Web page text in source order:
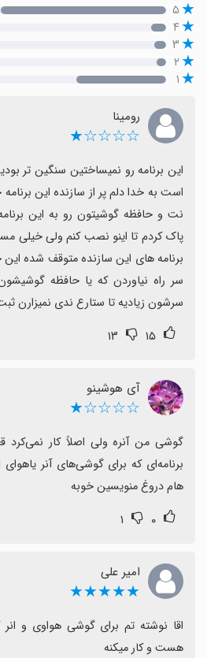
۵
۴
۳
۲
۱
رومینا
☆☆☆☆★
سرشون زیادیه تا ستارع ندی نمیزارن
۱۵ ۱۳
آی هوشینو
☆☆☆☆★
هام دروغ منویسین خوبه
۰ ۱
امیر علی
★★★★★
هست و کار میکنه